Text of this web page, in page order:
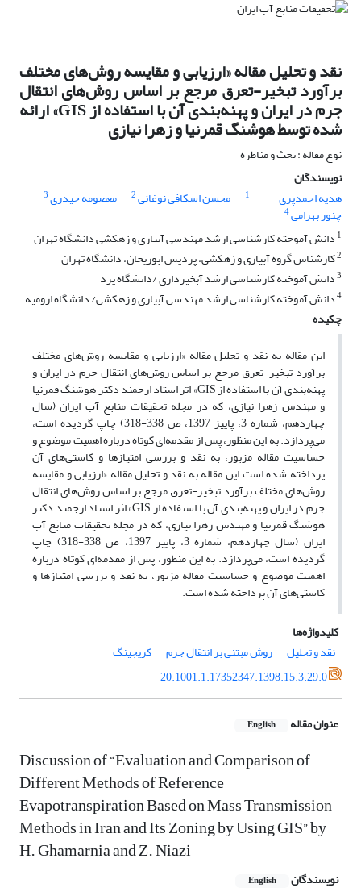
نقد و تحلیل مقاله «ارزیابی و مقایسه روش‌های مختلف
برآورد تبخیر-تعرق مرجع بر اساس روش‌های انتقال
جرم در ایران و پهنه‌بندی آن با استفاده از GIS» ارائه
شده توسط هوشنگ قمرنیا و زهرا نیازی
نوع مقاله : بحث و مناظره
نویسندگان
هدیه احمدپری
1 محسن اسکافی نوغانی2 معصومه حیدری3
چنور بهرامی4
1 دانش آموخته کارشناسی ارشد مهندسی آبیاری و زهکشی دانشگاه تهران
2کارشناس گروه آبیاری و زهکشی، پردیس ابوریحان، دانشگاه تهران
3دانش آموخته کارشناسی ارشد آبخیزداری /دانشگاه یزد
4دانش آموخته کارشناسی ارشد مهندسی آبیاری و زهکشی/ دانشگاه ارومیه
چکیده
این مقاله به نقد و تحلیل مقاله «ارزیابی و مقایسه روش‌های مختلف
برآورد تبخیر-تعرق مرجع بر اساس روش‌های انتقال جرم در ایران و
پهنه‌بندی آن با استفاده از GIS» اثر استاد ارجمند دکتر هوشنگ قمرنیا
و مهندس زهرا نیازی، که در مجله تحقیقات منابع آب ایران (سال
چهاردهم، شماره 3، پاییز 1397، ص 338-318) چاپ گردیده است،
می‌پردازد. به این منظور، پس از مقدمه‌ای کوتاه درباره اهمیت موضوع و
حساسیت مقاله مزبور، به نقد و بررسی امتیازها و کاستی‌های آن
پرداخته شده است.این مقاله به نقد و تحلیل مقاله «ارزیابی و مقایسه
روش‌های مختلف برآورد تبخیر-تعرق مرجع بر اساس روش‌های انتقال
جرم در ایران و پهنه‌بندی آن با استفاده از GIS» اثر استاد ارجمند دکتر
هوشنگ قمرنیا و مهندس زهرا نیازی، که در مجله تحقیقات منابع آب
ایران (سال چهاردهم، شماره 3، پاییز 1397، ص 338-318) چاپ
گردیده است، می‌پردازد. به این منظور، پس از مقدمه‌ای کوتاه درباره
اهمیت موضوع و حساسیت مقاله مزبور، به نقد و بررسی امتیازها و
کاستی‌های آن پرداخته شده است.
کلیدواژه‌ها
نقد و تحلیل
روش مبتنی بر انتقال جرم
کریجینگ
20.1001.1.17352347.1398.15.3.29.0
عنوان مقاله English
Discussion of “Evaluation and Comparison of
Different Methods of Reference
Evapotranspiration Based on Mass Transmission
Methods in Iran and Its Zoning by Using GIS” by
H. Ghamarnia and Z. Niazi
نویسندگان English